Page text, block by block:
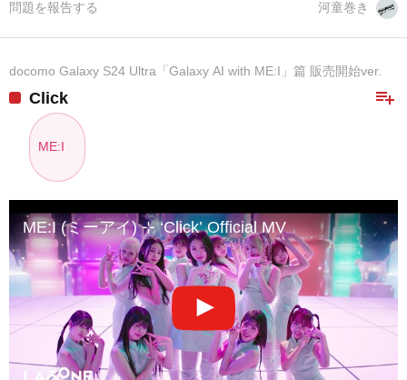
河童巻き
問題を報告する
docomo Galaxy S24 Ultra「Galaxy AI with ME:I」篇 販売開始ver.
playlist_add
Click
ME:I
ME:I (ミーアイ) ⊹ ‘Click’ Official MV